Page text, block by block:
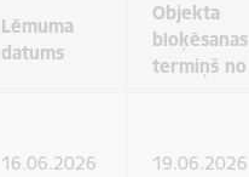
Lēmuma
datums
Objekta
bloķēsanas
termiņš no
16.06.2026 19.06.2026